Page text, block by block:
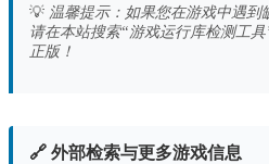
💡 温馨提示：如果您在游戏中遇到
请在本站搜索“游戏运行库检测工
正版！
🔗 外部检索与更多游戏信息